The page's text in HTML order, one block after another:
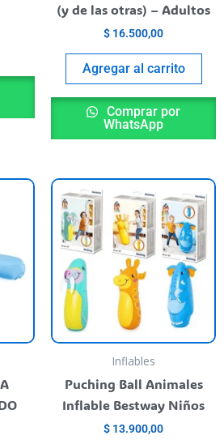
(y de las otras) – Adultos
$ 16.500,00
Agregar al carrito
Comprar por
WhatsApp
Inflables
Puching Ball Animales
Inflable Bestway Niños
$ 13.900,00